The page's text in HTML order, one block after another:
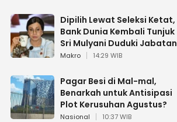
Dipilih Lewat Seleksi Ketat,
Bank Dunia Kembali Tunjuk
Sri Mulyani Duduki Jabatan
Strategis
Makro 14:29 WIB
Pagar Besi di Mal-mal,
Benarkah untuk Antisipasi
Plot Kerusuhan Agustus?
Nasional 10:37 WIB